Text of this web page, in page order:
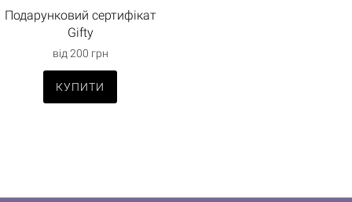
Подарунковий сертифікат
Gifty
від 200 грн
КУПИТИ